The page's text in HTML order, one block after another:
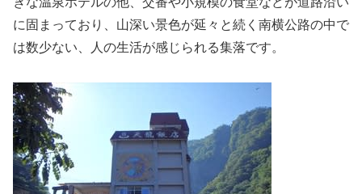
に固まっており、山深い景色が延々と続く南横公路の中で
は数少ない、人の生活が感じられる集落です。